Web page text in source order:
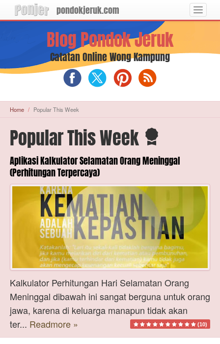
Langsung
Toggle
pondokjeruk.com
Blog Pondok Jeruk
Catatan Online Wong Kampung
Blog
Pondok
on
Facebook
Blog
Pondok
on
Blog
Pondok
on
RSS
Feed
Home Popular This Week
Popular This Week
Aplikasi Kalkulator Selamatan Orang Meninggal
(Perhitungan Terpercaya)
Kalkulator Perhitungan Hari Selamatan Orang
Meninggal dibawah ini sangat berguna untuk orang
jawa, karena di keluarga manapun tidak akan
ter... Readmore » (10)